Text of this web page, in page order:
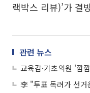
랙박스 리뷰)’가 결
관련 뉴스
교육감·기초의원 '깜
李 "투표 독려가 선